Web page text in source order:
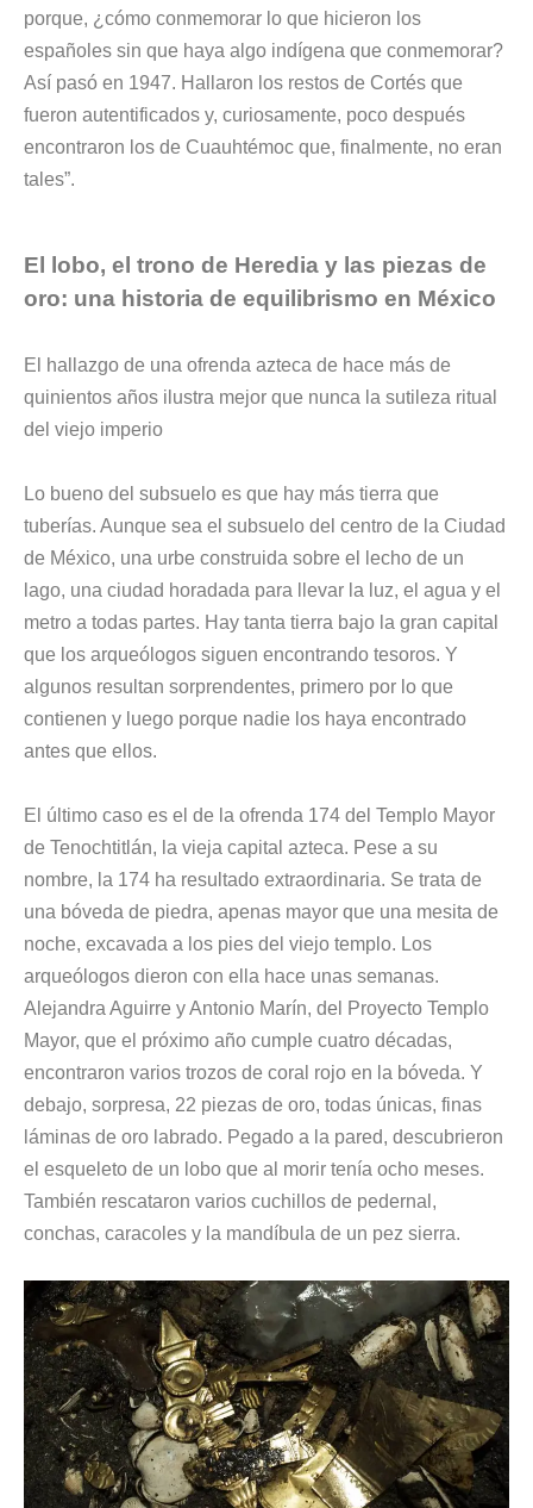
porque, ¿cómo conmemorar lo que hicieron los
españoles sin que haya algo indígena que conmemorar?
Así pasó en 1947. Hallaron los restos de Cortés que
fueron autentificados y, curiosamente, poco después
encontraron los de Cuauhtémoc que, finalmente, no eran
tales”.
El lobo, el trono de Heredia y las piezas de
oro: una historia de equilibrismo en México
El hallazgo de una ofrenda azteca de hace más de
quinientos años ilustra mejor que nunca la sutileza ritual
del viejo imperio
Lo bueno del subsuelo es que hay más tierra que
tuberías. Aunque sea el subsuelo del centro de la Ciudad
de México, una urbe construida sobre el lecho de un
lago, una ciudad horadada para llevar la luz, el agua y el
metro a todas partes. Hay tanta tierra bajo la gran capital
que los arqueólogos siguen encontrando tesoros. Y
algunos resultan sorprendentes, primero por lo que
contienen y luego porque nadie los haya encontrado
antes que ellos.
El último caso es el de la ofrenda 174 del Templo Mayor
de Tenochtitlán, la vieja capital azteca. Pese a su
nombre, la 174 ha resultado extraordinaria. Se trata de
una bóveda de piedra, apenas mayor que una mesita de
noche, excavada a los pies del viejo templo. Los
arqueólogos dieron con ella hace unas semanas.
Alejandra Aguirre y Antonio Marín, del
Proyecto Templo
Mayor, que el próximo año cumple cuatro décadas,
encontraron varios trozos de coral rojo en la bóveda. Y
debajo, sorpresa, 22 piezas de oro, todas únicas, finas
láminas de oro labrado. Pegado a la pared, descubrieron
el esqueleto de un lobo que al morir tenía ocho meses.
También rescataron varios cuchillos de pedernal,
conchas, caracoles y la mandíbula de un pez sierra.